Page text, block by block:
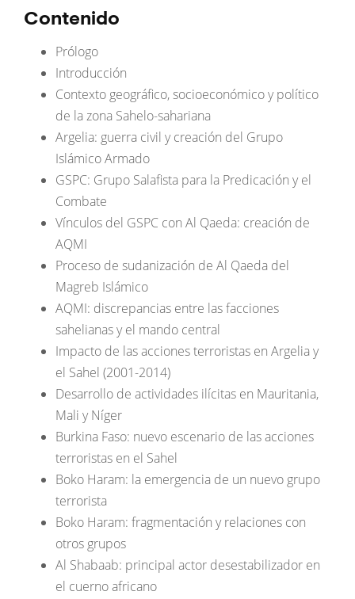
Contenido
Prólogo
Introducción
Contexto geográfico, socioeconómico y político
de la zona Sahelo-sahariana
Argelia: guerra civil y creación del Grupo
Islámico Armado
GSPC: Grupo Salafista para la Predicación y el
Combate
Vínculos del GSPC con Al Qaeda: creación de
AQMI
Proceso de sudanización de Al Qaeda del
Magreb Islámico
AQMI: discrepancias entre las facciones
sahelianas y el mando central
Impacto de las acciones terroristas en Argelia y
el Sahel (2001-2014)
Desarrollo de actividades ilícitas en Mauritania,
Mali y Níger
Burkina Faso: nuevo escenario de las acciones
terroristas en el Sahel
Boko Haram: la emergencia de un nuevo grupo
terrorista
Boko Haram: fragmentación y relaciones con
otros grupos
Al Shabaab: principal actor desestabilizador en
el cuerno africano